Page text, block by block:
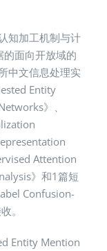
知加工机制与计
的面向开放域的
中文信息处理实
Entity
》、
Attention
》和1篇短
Confusion-
。
Entity Mention